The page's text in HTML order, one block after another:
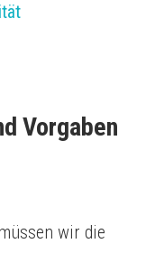
Vorgaben
wir die